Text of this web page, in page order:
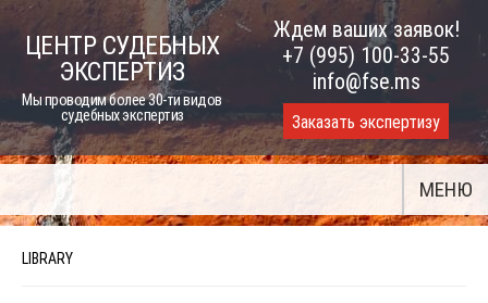
Skip
ЦЕНТР СУДЕБНЫХ
ЭКСПЕРТИЗ
Мы проводим более 30-ти видов
судебных экспертиз
Ждем ваших заявок!
+7 (995) 100-33-55
info@fse.ms
Заказать экспертизу
МЕНЮ
LIBRARY